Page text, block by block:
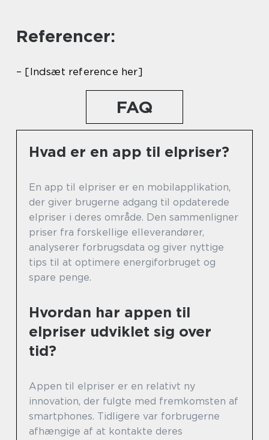
Referencer:
– [Indsæt reference her]
FAQ
Hvad er en app til elpriser?
En app til elpriser er en mobilapplikation,
der giver brugerne adgang til opdaterede
elpriser i deres område. Den sammenligner
priser fra forskellige elleverandører,
analyserer forbrugsdata og giver nyttige
tips til at optimere energiforbruget og
spare penge.
Hvordan har appen til
elpriser udviklet sig over
tid?
Appen til elpriser er en relativt ny
innovation, der fulgte med fremkomsten af
smartphones. Tidligere var forbrugerne
afhængige af at kontakte deres